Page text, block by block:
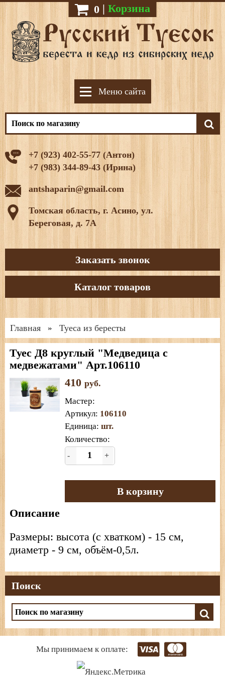
0 | Корзина
Меню сайта
+7 (923) 402-55-77 (Антон)
+7 (983) 344-89-43 (Ирина)
antshaparin@gmail.com
Томская область, г. Асино, ул.
Береговая, д. 7А
Заказать звонок
Каталог товаров
Главная » Туеса из бересты
Туес Д8 круглый "Медведица с
медвежатами" Арт.106110
410 руб.
Мастер:
Артикул: 106110
Единица: шт.
Количество:
- +
В корзину
Описание
Размеры: высота (с хватком) - 15 см,
диаметр - 9 см, объём-0,5л.
Поиск
Мы принимаем к оплате: